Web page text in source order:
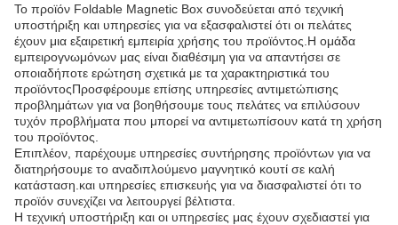
Το προϊόν Foldable Magnetic Box συνοδεύεται από τεχνική
υποστήριξη και υπηρεσίες για να εξασφαλιστεί ότι οι πελάτες
έχουν μια εξαιρετική εμπειρία χρήσης του προϊόντος.Η ομάδα
εμπειρογνωμόνων μας είναι διαθέσιμη για να απαντήσει σε
οποιαδήποτε ερώτηση σχετικά με τα χαρακτηριστικά του
προϊόντοςΠροσφέρουμε επίσης υπηρεσίες αντιμετώπισης
προβλημάτων για να βοηθήσουμε τους πελάτες να επιλύσουν
τυχόν προβλήματα που μπορεί να αντιμετωπίσουν κατά τη χρήση
του προϊόντος.
Επιπλέον, παρέχουμε υπηρεσίες συντήρησης προϊόντων για να
διατηρήσουμε το αναδιπλούμενο μαγνητικό κουτί σε καλή
κατάσταση.και υπηρεσίες επισκευής για να διασφαλιστεί ότι το
προϊόν συνεχίζει να λειτουργεί βέλτιστα.
Η τεχνική υποστήριξη και οι υπηρεσίες μας έχουν σχεδιαστεί για